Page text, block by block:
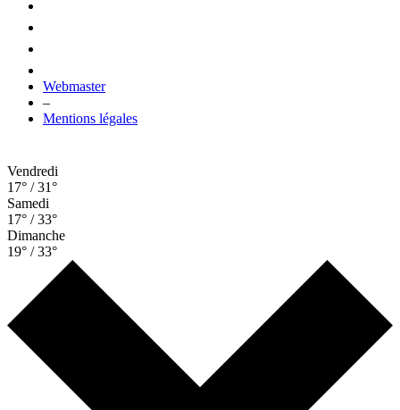
Webmaster
–
Mentions légales
Vendredi
17° / 31°
Samedi
17° / 33°
Dimanche
19° / 33°